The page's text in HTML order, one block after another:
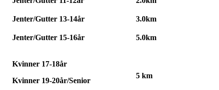
Jenter/Gutter 13-14år 3.0km
Jenter/Gutter 15-16år 5.0km
Kvinner 17-18år
Kvinner 19-20år/Senior
5 km